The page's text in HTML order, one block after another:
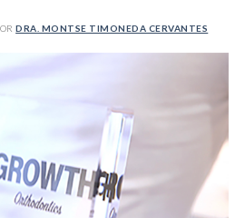
DRA. MONTSE TIMONEDA CERVANTES